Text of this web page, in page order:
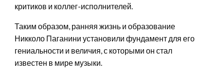
критиков и коллег-исполнителей.
Таким образом, ранняя жизнь и образование
Никколо Паганини установили фундамент для его
гениальности и величия, с которыми он стал
известен в мире музыки.